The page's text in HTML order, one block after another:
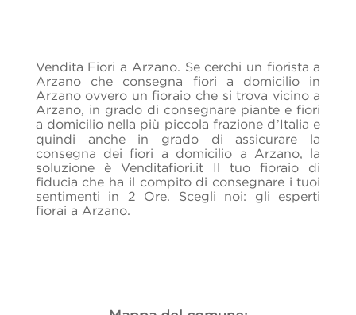
Vendita Fiori a Arzano. Se cerchi un fiorista a
Arzano che consegna fiori a domicilio in
Arzano ovvero un fioraio che si trova vicino a
Arzano, in grado di consegnare piante e fiori
a domicilio nella più piccola frazione d’Italia e
quindi anche in grado di assicurare la
consegna dei fiori a domicilio a Arzano, la
soluzione è Venditafiori.it Il tuo fioraio di
fiducia che ha il compito di consegnare i tuoi
sentimenti in 2 Ore. Scegli noi: gli esperti
fiorai a Arzano.